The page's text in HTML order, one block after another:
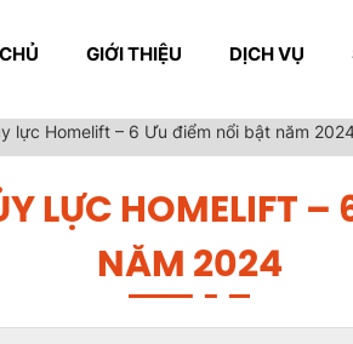
GIỚI THIỆU DỊCH VỤ
lực Homelift – 6 Ưu điểm nổi bật năm
LỰC HOMELIFT –
NĂM 2024